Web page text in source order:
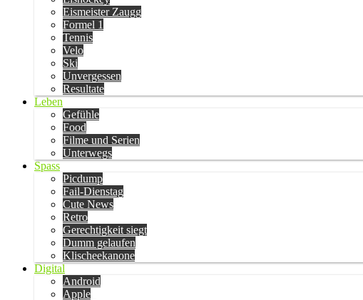
Eismeister Zaugg
Formel 1
Tennis
Velo
Ski
Unvergessen
Resultate
Leben
Gefühle
Food
Filme und Serien
Unterwegs
Spass
Picdump
Fail-Dienstag
Cute News
Retro
Gerechtigkeit siegt
Dumm gelaufen
Klischeekanone
Digital
Android
Apple